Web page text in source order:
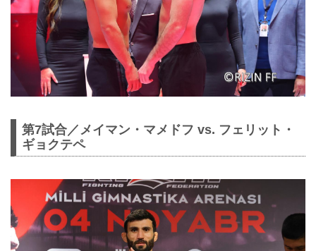
第7試合／メイマン・マメドフ vs. フェリット・
ギョクテペ